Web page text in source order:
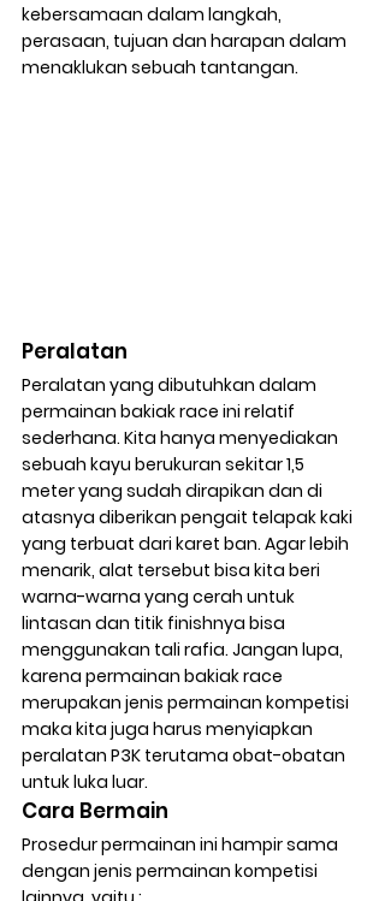
kebersamaan dalam langkah,
perasaan, tujuan dan harapan dalam
menaklukan sebuah tantangan.
Peralatan
Peralatan yang dibutuhkan dalam
permainan bakiak race ini relatif
sederhana. Kita hanya menyediakan
sebuah kayu berukuran sekitar 1,5
meter yang sudah dirapikan dan di
atasnya diberikan pengait telapak kaki
yang terbuat dari karet ban. Agar lebih
menarik, alat tersebut bisa kita beri
warna-warna yang cerah untuk
lintasan dan titik finishnya bisa
menggunakan tali rafia. Jangan lupa,
karena permainan bakiak race
merupakan jenis permainan kompetisi
maka kita juga harus menyiapkan
peralatan P3K terutama obat-obatan
untuk luka luar.
Cara Bermain
Prosedur permainan ini hampir sama
dengan jenis permainan kompetisi